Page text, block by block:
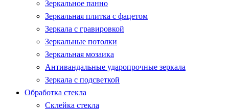
Зеркальное панно
Зеркальная плитка с фацетом
Зеркала с гравировкой
Зеркальные потолки
Зеркальная мозаика
Антивандальные ударопрочные зеркала
Зеркала с подсветкой
Обработка стекла
Склейка стекла